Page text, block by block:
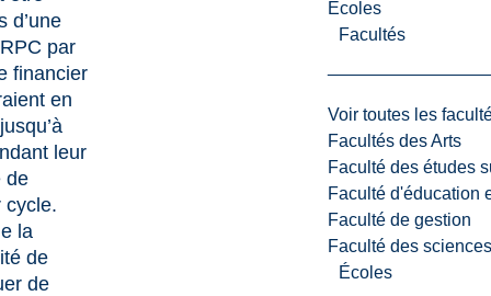
Écoles
Facultés
Voir toutes les
Facultés des Arts
Faculté des études
Faculté d'éducation
Faculté de gestion
Faculté des
Écoles
d’une
par
financier
en
leur
de
cycle.
la
de
de